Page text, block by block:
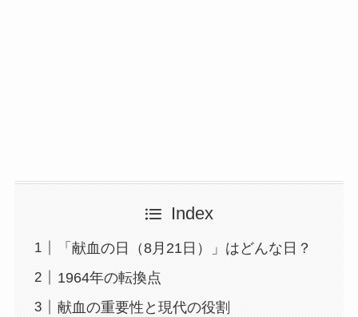
Index
「献血の日（8月21日）」はどんな日？
1964年の転換点
献血の重要性と現代の役割